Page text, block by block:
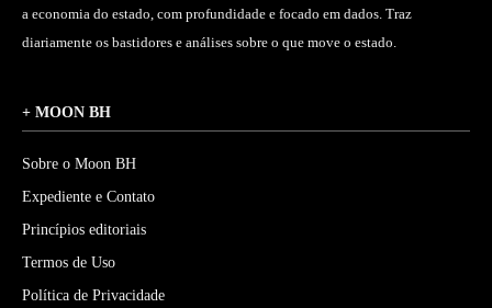
a economia do estado, com profundidade e focado em dados. Traz
diariamente os bastidores e análises sobre o que move o estado.
+ MOON BH
Sobre o Moon BH
Expediente e Contato
Princípios editoriais
Termos de Uso
Política de Privacidade